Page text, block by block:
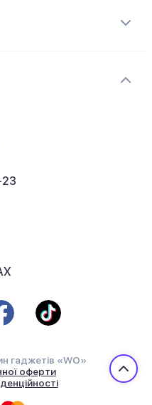
23
гаджетів «WO»
оферти